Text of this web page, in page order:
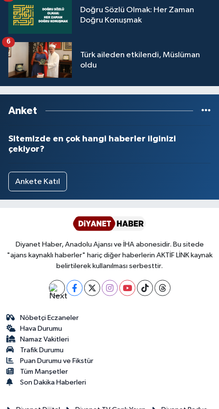
Doğru Sözlü Olmak: Her Zaman
Doğru Konuşmak
Türk aileden etkilendi, Müslüman
oldu
6
Anket
Sitemizde en çok hangi haberler ilginizi
çekiyor?
Ankete Katıl
Diyanet Haber, Anadolu Ajansı ve İHA abonesidir. Bu sitede
"ajans kaynaklı haberler" hariç diğer haberlerin AKTİF LİNK kaynak
belirtilerek kullanılması serbesttir.
Nöbetçi Eczaneler
Hava Durumu
Namaz Vakitleri
Trafik Durumu
Puan Durumu ve Fikstür
Tüm Manşetler
Son Dakika Haberleri
Şırnak Müftülüğü
Tekirdağ Müftülüğü
Tokat Müftülüğü
Uşak Müftülüğü
Van Müftülüğü
Yalova Müftülüğü
Yozgat Müftülüğü
Zonguldak Müftülüğü